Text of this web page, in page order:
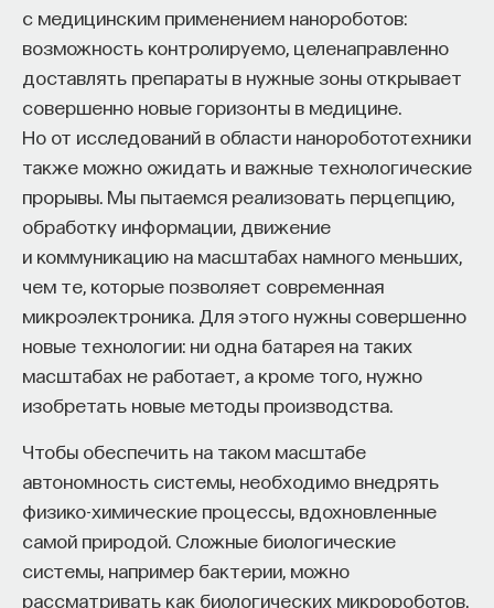
с медицинским применением нанороботов:
возможность контролируемо, целенаправленно
доставлять препараты в нужные зоны открывает
совершенно новые горизонты в медицине.
Но от исследований в области наноробототехники
также можно ожидать и важные технологические
прорывы. Мы пытаемся реализовать перцепцию,
обработку информации, движение
и коммуникацию на масштабах намного меньших,
чем те, которые позволяет современная
микроэлектроника. Для этого нужны совершенно
новые технологии: ни одна батарея на таких
масштабах не работает, а кроме того, нужно
изобретать новые методы производства.
Чтобы обеспечить на таком масштабе
автономность системы, необходимо внедрять
физико-химические процессы, вдохновленные
самой природой. Сложные биологические
системы, например бактерии, можно
рассматривать как биологических микророботов,